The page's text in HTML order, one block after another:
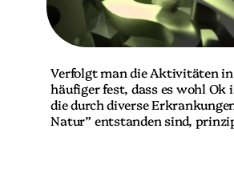
Verfolgt man die Aktivitäten
häufiger fest, dass es wohl
die durch diverse
Natur” entstanden sind,